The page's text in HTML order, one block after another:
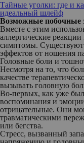
Тайные уголки: где и
идеальный шлейф
Возможные побочные
Вместе с этим
аллергические
симптомы. Существуют
эффектов от ношения
Головные боли и
Несмотря на то, что
качестве
вызывать головную
Во-первых, как уже
воспоминания и
отрицательные. Они
травматическими
или бегства.
Стресс, вызванный